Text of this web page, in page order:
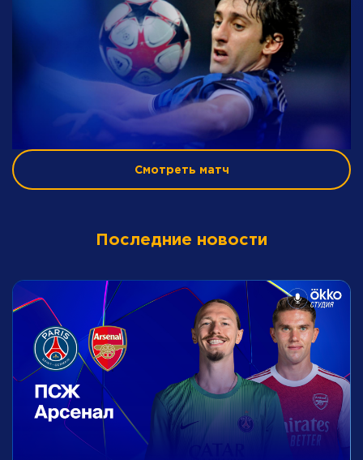
Смотреть матч
Последние новости